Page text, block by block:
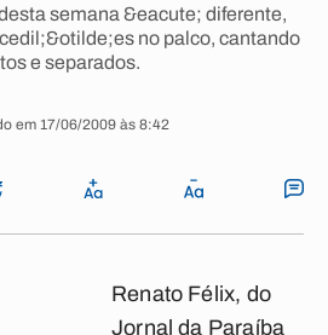
semana &eacute; diferente,
no palco, cantando
e separados.
em 17/06/2009 às 8:42
Renato Félix, do
Jornal da Paraíba